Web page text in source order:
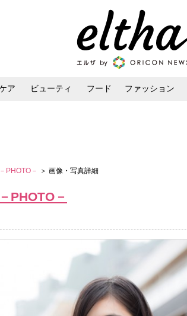
ア ビューティ フード ファッション
PHOTO－ ＞ 画像・写真詳細
PHOTO－